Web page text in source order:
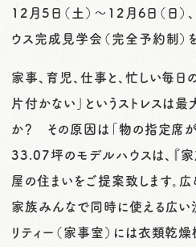
12月5日（土）～12月6日（日
ウス完成見学会（完全予約制）
家事、育児、仕事と、忙しい毎日
片付かない」というストレスは
か？ その原因は「物の指定席が
33.07坪のモデルハウスは、『
屋の住まいをご提案致します。広
家族みんなで同時に使える広い
リティー（家事室）には衣類乾